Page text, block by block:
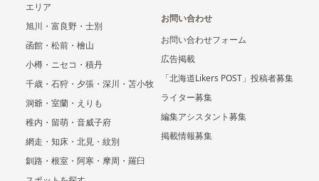
エリア
旭川・富良野・士別
函館・松前・檜山
小樽・ニセコ・積丹
千歳・石狩・夕張・深川・苫小牧
洞爺・室蘭・えりも
稚内・留萌・音威子府
網走・知床・北見・紋別
釧路・根室・阿寒・摩周・羅臼
お問い合わせ
お問い合わせフォーム
広告掲載
「北海道Likers POST」投稿者募集
ライター募集
編集アシスタント募集
掲載情報募集